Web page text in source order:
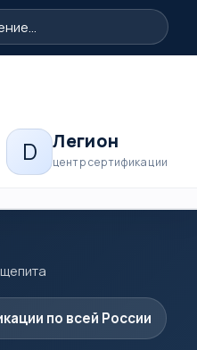
D Легион
центр сертификации
по всей России